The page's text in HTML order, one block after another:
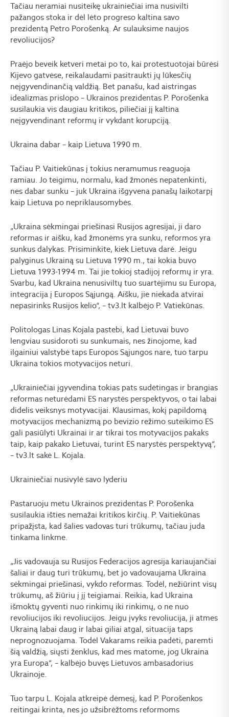
Tačiau neramiai nusiteikę ukrainiečiai ima nusivilti
pažangos stoka ir dėl lėto progreso kaltina savo
prezidentą Petro Porošenką. Ar sulauksime naujos
revoliucijos?
Praėjo beveik ketveri metai po to, kai protestuotojai būrėsi
Kijevo gatvėse, reikalaudami pasitraukti jų lūkesčių
neįgyvendinančią valdžią. Bet panašu, kad aistringas
idealizmas prislopo – Ukrainos prezidentas P. Porošenka
susilaukia vis daugiau kritikos, piliečiai jį kaltina
neįgyvendinant reformų ir vykdant korupciją.
Ukraina dabar – kaip Lietuva 1990 m.
Tačiau P. Vaitiekūnas į tokius neramumus reaguoja
ramiau. Jo teigimu, normalu, kad žmonės nepatenkinti,
nes dabar sunku – juk Ukraina išgyvena panašų laikotarpį
kaip Lietuva po nepriklausomybės.
„Ukraina sėkmingai priešinasi Rusijos agresijai, ji daro
reformas ir aišku, kad žmonėms yra sunku, reformos yra
sunkus dalykas. Prisiminkite, kiek Lietuva darė. Jeigu
palyginus Ukrainą su Lietuva 1990 m., tai kokia buvo
Lietuva 1993-1994 m. Tai jie tokioj stadijoj reformų ir yra.
Svarbu, kad Ukraina nenusiviltų tuo suartėjimu su Europa,
integracija į Europos Sąjungą. Aišku, jie niekada atvirai
nepasirinks Rusijos kelio“, – tv3.lt kalbėjo P. Vatiekūnas.
Politologas Linas Kojala pastebi, kad Lietuvai buvo
lengviau susidoroti su sunkumais, nes žinojome, kad
ilgainiui valstybė taps Europos Sąjungos nare, tuo tarpu
Ukraina tokios motyvacijos neturi.
„Ukrainiečiai įgyvendina tokias pats sudėtingas ir brangias
reformas neturėdami ES narystės perspektyvos, o tai labai
didelis veiksnys motyvacijai. Klausimas, kokį papildomą
motyvacijos mechanizmą po bevizio režimo suteikimo ES
gali pasiūlyti Ukrainai ir ar tikrai tos motyvacijos pakaks
taip, kaip pakako Lietuvai, turint ES narystės perspektyvą“,
– tv3.lt sakė L. Kojala.
Ukrainiečiai nusivylė savo lyderiu
Pastaruoju metu Ukrainos prezidentas P. Porošenka
susilaukia išties nemažai kritikos kirčių. P. Vaitiekūnas
pripažįsta, kad šalies vadovas turi trūkumų, tačiau juda
tinkama linkme.
„Jis vadovauja su Rusijos Federacijos agresija kariaujančiai
šaliai ir daug turi trūkumų, bet jo vadovaujama Ukraina
sėkmingai priešinasi, vykdo reformas. Todėl, nežiūrint visų
trūkumų, aš žiūriu į jį teigiamai. Reikia, kad Ukraina
išmoktų gyventi nuo rinkimų iki rinkimų, o ne nuo
revoliucijos iki revoliucijos. Jeigu įvyks revoliucija, ji atmes
Ukrainą labai daug ir labai giliai atgal, situacija taps
neprognozuojama. Todėl Vakarams reikia padėti, paremti
šią valdžią, siųsti ženklus, kad mes matome, jog Ukraina
yra Europa“, – kalbėjo buvęs Lietuvos ambasadorius
Ukrainoje.
Tuo tarpu L. Kojala atkreipė dėmesį, kad P. Porošenkos
reitingai krinta, nes jo užsibrėžtoms reformoms